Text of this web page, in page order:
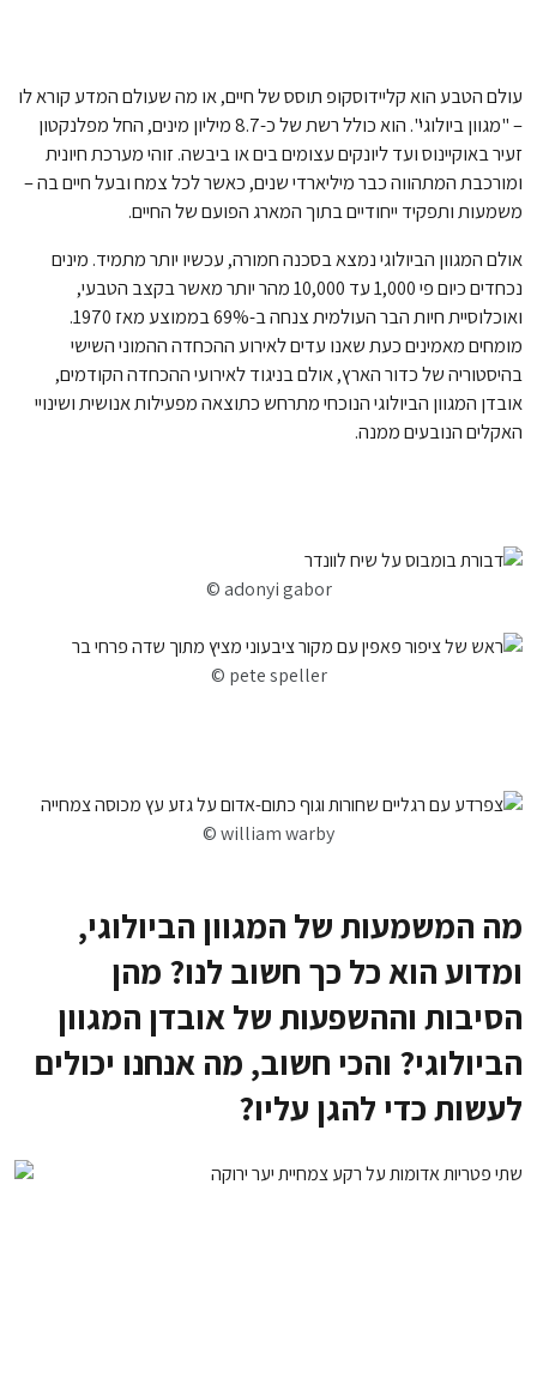
עולם הטבע הוא קליידוסקופ תוסס של חיים, או מה שעולם המדע קורא לו
– "מגוון ביולוגי". הוא כולל רשת של כ-8.7 מיליון מינים, החל מפלנקטון
זעיר באוקיינוס ועד ליונקים עצומים בים או ביבשה. זוהי מערכת חיונית
ומורכבת המתהווה כבר מיליארדי שנים, כאשר לכל צמח ובעל חיים בה –
משמעות ותפקיד ייחודיים בתוך המארג הפועם של החיים.
אולם המגוון הביולוגי נמצא בסכנה חמורה, עכשיו יותר מתמיד. מינים
נכחדים כיום פי 1,000 עד 10,000 מהר יותר מאשר בקצב הטבעי,
ואוכלוסיית חיות הבר העולמית צנחה ב-69% בממוצע מאז 1970.
מומחים מאמינים כעת שאנו עדים לאירוע ההכחדה ההמוני השישי
בהיסטוריה של כדור הארץ, אולם בניגוד לאירועי ההכחדה הקודמים,
אובדן המגוון הביולוגי הנוכחי מתרחש כתוצאה מפעילות אנושית ושינויי
האקלים הנובעים ממנה.
adonyi gabor ©
© pete speller
william warby ©
מה המשמעות של המגוון הביולוגי,
ומדוע הוא כל כך חשוב לנו? מהן
הסיבות וההשפעות של אובדן המגוון
הביולוגי? והכי חשוב, מה אנחנו יכולים
לעשות כדי להגן עליו?